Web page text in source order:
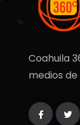
Coahuila
medios